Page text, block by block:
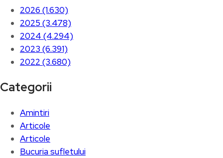
2026 (1.630)
2025 (3.478)
2024 (4.294)
2023 (6.391)
2022 (3.680)
Categorii
Amintiri
Articole
Articole
Bucuria sufletului